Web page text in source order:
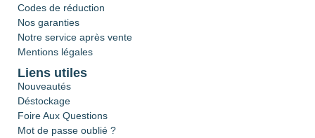
Codes de réduction
Nos garanties
Notre service après vente
Mentions légales
Liens utiles
Nouveautés
Déstockage
Foire Aux Questions
Mot de passe oublié ?